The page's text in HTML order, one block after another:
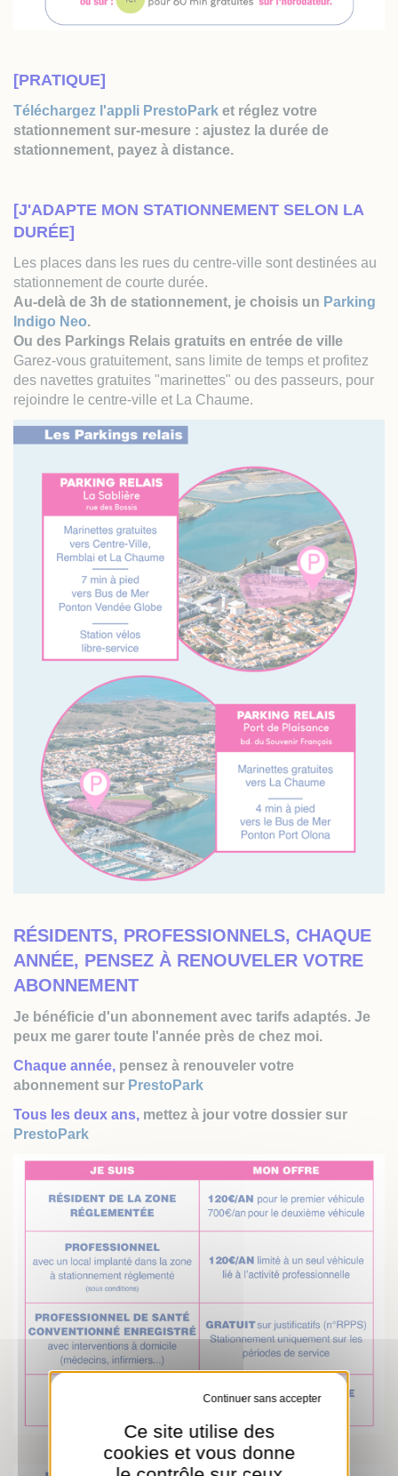
[PRATIQUE]
Téléchargez l'appli PrestoPark et réglez votre
stationnement sur-mesure : ajustez la durée de
stationnement, payez à distance.
[J'ADAPTE MON STATIONNEMENT SELON LA
DURÉE]
Les places dans les rues du centre-ville sont destinées au
stationnement de courte durée.
Au-delà de 3h de stationnement, je choisis un Parking
Indigo Neo.
Ou des Parkings Relais gratuits en entrée de ville
Garez-vous gratuitement, sans limite de temps et profitez
des navettes gratuites "marinettes" ou des passeurs, pour
rejoindre le centre-ville et La Chaume.
RÉSIDENTS, PROFESSIONNELS, CHAQUE
ANNÉE, PENSEZ À RENOUVELER VOTRE
ABONNEMENT
Je bénéficie d'un abonnement avec tarifs adaptés. Je
peux me garer toute l'année près de chez moi.
Chaque année, pensez à renouveler votre
abonnement sur PrestoPark
Tous les deux ans, mettez à jour votre dossier sur
PrestoPark
Ce site utilise des
cookies et vous donne
Tout refuser